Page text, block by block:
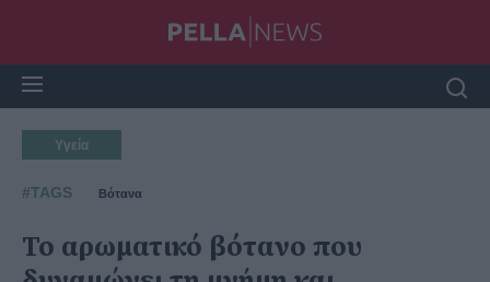
Υγεία
#TAGS Βότανα
Το αρωματικό βότανο που